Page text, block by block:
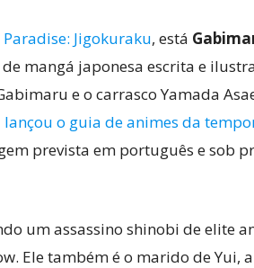
Jigokuraku, está
mangá japonesa escrita e
e o carrasco Yamada
o guia de animes da
prevista em português e sob
um assassino shinobi de elite
Ele também é o marido de Yui,